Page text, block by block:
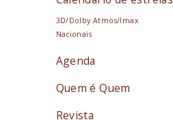
3D/Dolby Atmos/Imax
Nacionais
Agenda
Quem é Quem
Revista